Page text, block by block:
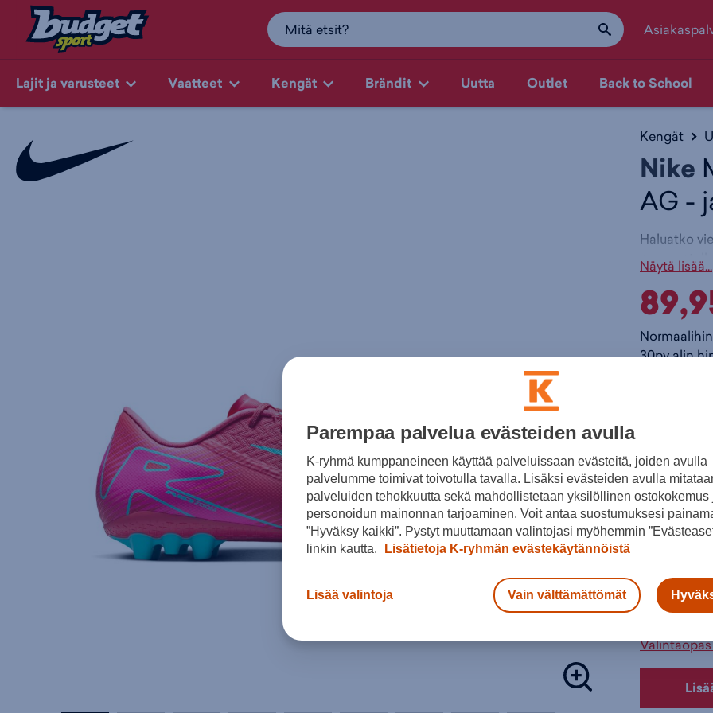
Lajit ja varusteet Vaatteet Kengät Brändit Uutta Outlet Back to School
Kengät
Nike
AG -
Haluatko
Päällinen
palloon.
Alusta:
Näytä lisää...
30pv alin
Punainen
Valitse
42
46
Parempaa palvelua evästeiden avulla
K-ryhmä kumppaneineen käyttää palveluissaan evästeitä, joiden avulla
palvelumme toimivat toivotulla tavalla. Lisäksi evästeiden avulla
palveluiden tehokkuutta sekä mahdollistetaan yksilöllinen ostokokemus
personoidun mainonnan tarjoaminen. Voit antaa suostumuksesi
”Hyväksy kaikki”. Pystyt muuttamaan valintojasi myöhemmin
linkin kautta.
Lisätietoja K-ryhmän evästekäytännöistä
Lisää valintoja Vain välttämättömät